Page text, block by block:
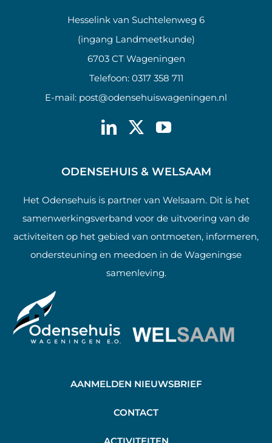
Hesselink van Suchtelenweg 6
(ingang Landmeetkunde)
6703 CT Wageningen
Telefoon: 0317 358 711
E-mail: post@odensehuiswageningen.nl
ODENSEHUIS & WELSAAM
Het Odensehuis is partner van Welsaam. Dit is het
samenwerkingsverband voor de uitvoering van de
activiteiten op het gebied van ontmoeten, informeren,
ondersteuning en meedoen in de Wageningse
samenleving.
AANMELDEN NIEUWSBRIEF
CONTACT